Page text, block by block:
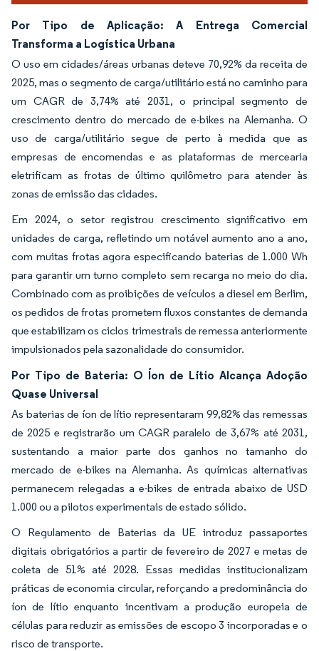
Por Tipo de Aplicação: A Entrega Comercial
Transforma a Logística Urbana
O uso em cidades/áreas urbanas deteve 70,92% da receita de
2025, mas o segmento de carga/utilitário está no caminho para
um CAGR de 3,74% até 2031, o principal segmento de
crescimento dentro do mercado de e-bikes na Alemanha. O
uso de carga/utilitário segue de perto à medida que as
empresas de encomendas e as plataformas de mercearia
eletrificam as frotas de último quilômetro para atender às
zonas de emissão das cidades.
Em 2024, o setor registrou crescimento significativo em
unidades de carga, refletindo um notável aumento ano a ano,
com muitas frotas agora especificando baterias de 1.000 Wh
para garantir um turno completo sem recarga no meio do dia.
Combinado com as proibições de veículos a diesel em Berlim,
os pedidos de frotas prometem fluxos constantes de demanda
que estabilizam os ciclos trimestrais de remessa anteriormente
impulsionados pela sazonalidade do consumidor.
Por Tipo de Bateria: O Íon de Lítio Alcança Adoção
Quase Universal
As baterias de íon de lítio representaram 99,82% das remessas
de 2025 e registrarão um CAGR paralelo de 3,67% até 2031,
sustentando a maior parte dos ganhos no tamanho do
mercado de e-bikes na Alemanha. As químicas alternativas
permanecem relegadas a e-bikes de entrada abaixo de USD
1.000 ou a pilotos experimentais de estado sólido.
O Regulamento de Baterias da UE introduz passaportes
digitais obrigatórios a partir de fevereiro de 2027 e metas de
coleta de 51% até 2028. Essas medidas institucionalizam
práticas de economia circular, reforçando a predominância do
íon de lítio enquanto incentivam a produção europeia de
células para reduzir as emissões de escopo 3 incorporadas e o
risco de transporte.